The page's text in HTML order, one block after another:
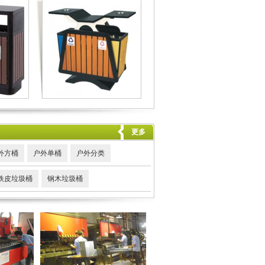
更多
方桶 户外单桶 户外分类
皮垃圾桶 钢木垃圾桶